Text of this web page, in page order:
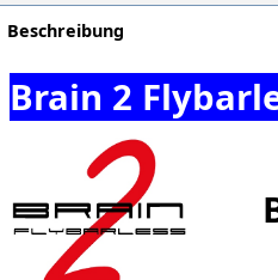
Beschreibung
Brain 2